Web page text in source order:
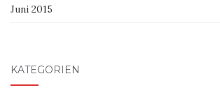
Juni 2015
KATEGORIEN